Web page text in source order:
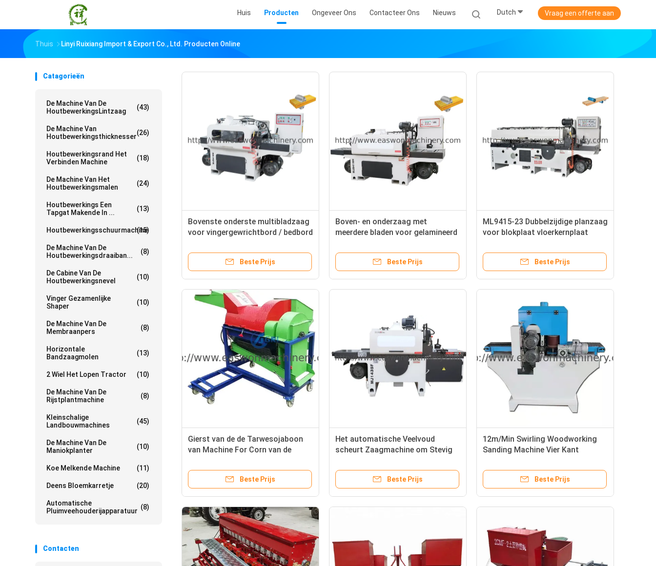
Huis Producten Ongeveer Ons Contacteer Ons Nieuws Dutch Vraag een offerte aan
Thuis Linyi Ruixiang Import & Export Co., Ltd. Producten Online
Catagorieën
De Machine Van De
HoutbewerkingsLintzaag
(43)
De Machine Van
Houtbewerkingsthicknesser(26)
Houtbewerkingsrand Het
Verbinden Machine
(18)
De Machine Van Het
Houtbewerkingsmalen
(24)
Houtbewerkings Een
Tapgat Makende In ...
(13)
Houtbewerkingsschuurmachine
(15)
De Machine Van De
Houtbewerkingsdraaiban...
(8)
De Cabine Van De
Houtbewerkingsnevel
(10)
Vinger Gezamenlijke
Shaper
(10)
De Machine Van De
Membraanpers
(8)
Horizontale
Bandzaagmolen
(13)
2 Wiel Het Lopen Tractor (10)
De Machine Van De
Rijstplantmachine
(8)
Kleinschalige
Landbouwmachines
(45)
De Machine Van De
Maniokplanter
(10)
Koe Melkende Machine (11)
Deens Bloemkarretje (20)
Automatische
Pluimveehouderijapparatuur (8)
Contacten
Bovenste onderste multibladzaag
voor vingergewrichtbord / bedbord
Beste Prijs
Boven- en onderzaag met
meerdere bladen voor gelamineerd
Beste Prijs
ML9415-23 Dubbelzijdige planzaag
voor blokplaat vloerkernplaat
Beste Prijs
Gierst van de de Tarwesojaboon
van Machine For Corn van de
Dorser
Beste Prijs
Het automatische Veelvoud
scheurt Zaagmachine om Stevig
Beste Prijs
12m/Min Swirling Woodworking
Sanding Machine Vier Kant
Beste Prijs